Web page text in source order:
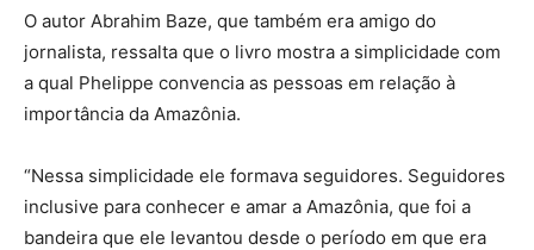
O autor Abrahim Baze, que também era amigo do
jornalista, ressalta que o livro mostra a simplicidade com
a qual Phelippe convencia as pessoas em relação à
importância da Amazônia.
“Nessa simplicidade ele formava seguidores. Seguidores
inclusive para conhecer e amar a Amazônia, que foi a
bandeira que ele levantou desde o período em que era